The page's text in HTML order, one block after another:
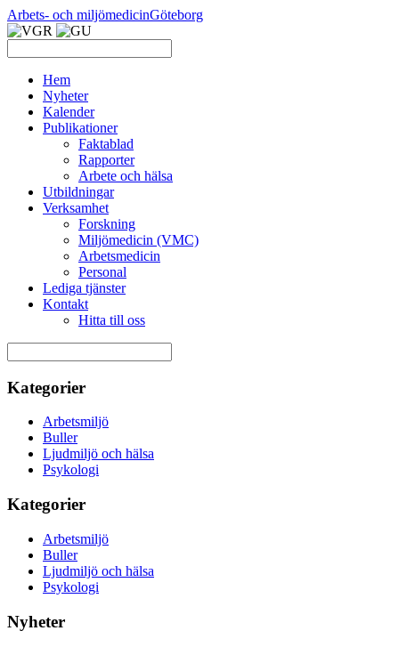
Arbets- och miljömedicinGöteborg
Hem
Nyheter
Kalender
Publikationer
Faktablad
Rapporter
Arbete och hälsa
Utbildningar
Verksamhet
Forskning
Miljömedicin (VMC)
Arbetsmedicin
Personal
Lediga tjänster
Kontakt
Hitta till oss
Kategorier
Arbetsmiljö
Buller
Ljudmiljö och hälsa
Psykologi
Kategorier
Arbetsmiljö
Buller
Ljudmiljö och hälsa
Psykologi
Nyheter